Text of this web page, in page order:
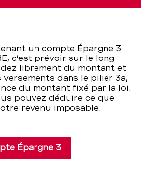
un compte Épargne 3
c’est prévoir sur le long
librement du montant et
versements dans le pilier 3a,
du montant fixé par la loi.
pouvez déduire ce que
revenu imposable.
Épargne 3